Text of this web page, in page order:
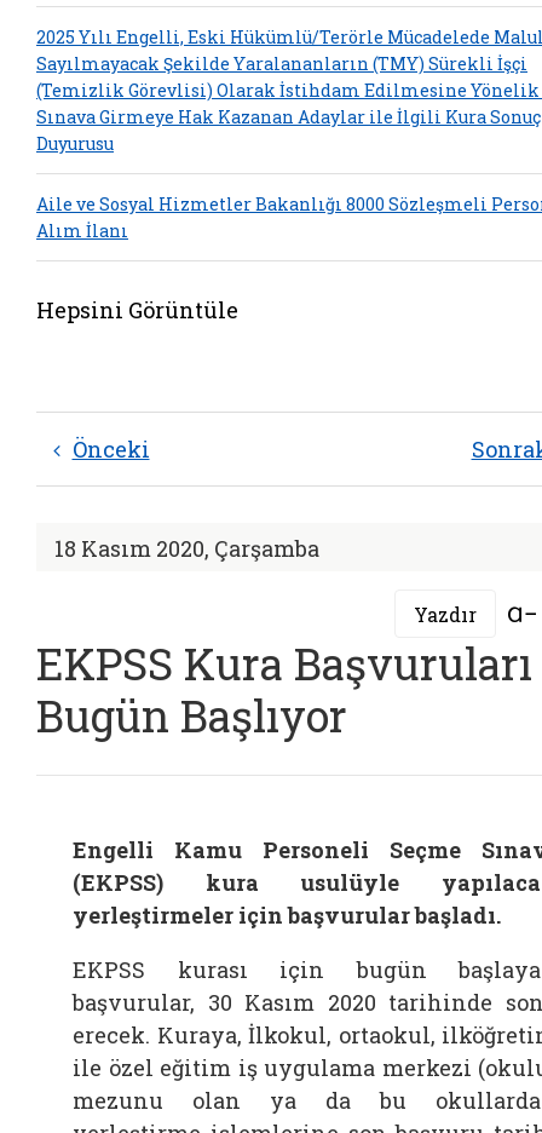
2025 Yılı Engelli, Eski Hükümlü/Terörle Mücadelede
Sayılmayacak Şekilde Yaralananların (TMY) Sürekli İşçi
(Temizlik Görevlisi) Olarak İstihdam Edilmesine Yönelik
Sınava Girmeye Hak Kazanan Adaylar ile İlgili Kura Sonuç
Duyurusu
Aile ve Sosyal Hizmetler Bakanlığı 8000 Sözleşmeli
Alım İlanı
Hepsini Görüntüle
Önceki
18 Kasım 2020, Çarşamba
Yazdır
EKPSS Kura Başvuruları
Bugün Başlıyor
Engelli Kamu Personeli Seçme
(EKPSS) kura usulüyle
yerleştirmeler için başvurular başladı.
EKPSS kurası için bugün
başvurular, 30 Kasım 2020 tarihinde
erecek. Kuraya, İlkokul, ortaokul,
ile özel eğitim iş uygulama merkezi
mezunu olan ya da bu